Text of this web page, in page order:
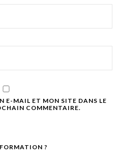
E-MAIL ET MON SITE DANS LE
COMMENTAIRE.
?